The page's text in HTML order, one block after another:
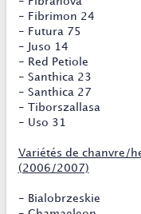
- Fibrimon 24
- Futura 75
- Juso 14
- Red Petiole
- Santhica 23
- Santhica 27
- Tiborszallasa
- Uso 31
Variétés de chanvre/
(2006/2007)
- Bialobrzeskie